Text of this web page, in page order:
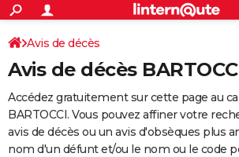
ACTUALITÉS
Politique
Société
Faits Divers
Education
Monde
Villes
+
SPORT
Coupe du monde 2026
Football
Tennis
Cyclisme
Rugby
Forum
Programme TV
TNT
Streaming
Cinéma
Sorties cinéma
Musique
+
FINANCE
Retraite
Epargne
Immobilier
Risques naturels par ville
Banque
Assurance
AUTO
Avis de décès
Avis de décès
Accédez gratuitement sur cette page au
BARTOCCI. Vous pouvez affiner votre
avis de décès ou un avis d'obsèques plus
nom d'un défunt et/ou le nom ou le code